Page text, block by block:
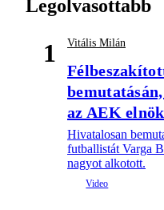
Legolvasottabb
1 Vitális Milán
az AEK
Hivatalosan
futballistát Varga
nagyot alkotott.